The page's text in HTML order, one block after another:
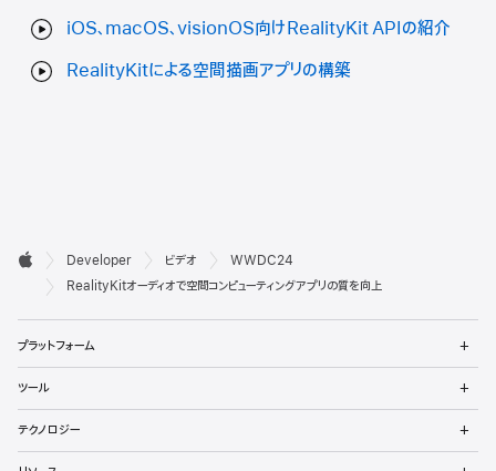
iOS、macOS、visionOS向けRealityKit APIの紹介
RealityKitによる空間描画アプリの構築
デ
ロ
ッ
パ
向

Developer ビデオ
WWDC24
RealityKitオーディオで空間コンピューティングアプリの質を向上
プラットフォーム
ュ
を
ツール
ュ
を
テクノロジー
ュ